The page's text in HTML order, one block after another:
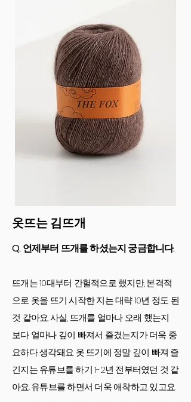
옷뜨는 김뜨개
Q. 언제부터 뜨개를 하셨는지 궁금합니다.
뜨개는 10대부터 간헐적으로 했지만, 본격적
으로 옷을 뜨기 시작한 지는 대략 10년 정도 된
것 같아요. 사실, 뜨개를 얼마나 오래 했는지
보다 얼마나 깊이 빠져서 즐겼는지가 더욱 중
요하다 생각돼요. 옷 뜨기에 정말 깊이 빠져 즐
긴지는 유튜브를 하기 1-2년 전부터였던 것 같
아요. 유튜브를 하면서 더욱 애착하고 있고요.